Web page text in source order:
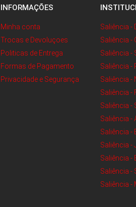
INFORMAÇÕES
Minha conta
Trocas e Devoluçoes
Politicas de Entrega
Formas de Pagamento
Privacidade e Segurança
Saliência -
Saliência -
Saliência -
Saliência -
Saliência -
Saliência -
Saliência -
Saliência -
Saliência -
Saliência -
Saliência -
Saliência -
Saliência -